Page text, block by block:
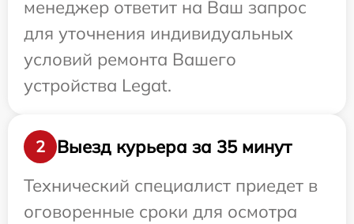
менеджер ответит на Ваш запрос
для уточнения индивидуальных
условий ремонта Вашего
устройства Legat.
2
Выезд курьера за 35 минут
Технический специалист приедет в
оговоренные сроки для осмотра